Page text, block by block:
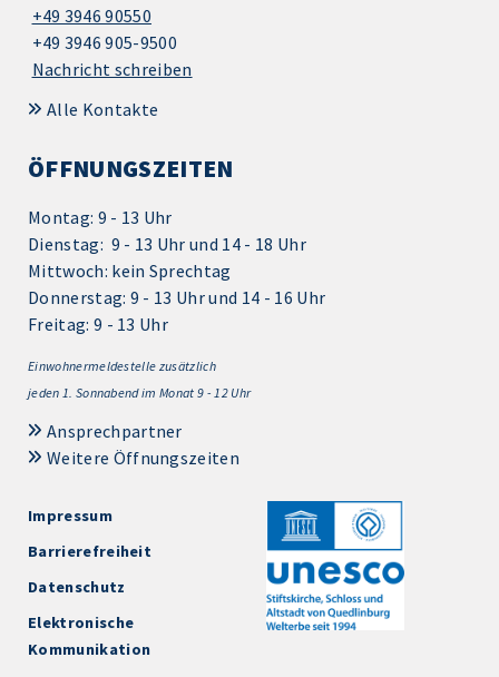
+49 3946 90550
+49 3946 905-9500
Nachricht schreiben
Alle Kontakte
ÖFFNUNGSZEITEN
Montag: 9 - 13 Uhr
Dienstag: 9 - 13 Uhr und 14 - 18 Uhr
Mittwoch: kein Sprechtag
Donnerstag: 9 - 13 Uhr und 14 - 16 Uhr
Freitag: 9 - 13 Uhr
Einwohnermeldestelle zusätzlich
jeden 1. Sonnabend im Monat 9 - 12 Uhr
Ansprechpartner
Weitere Öffnungszeiten
Impressum
Barrierefreiheit
Datenschutz
Elektronische
Kommunikation